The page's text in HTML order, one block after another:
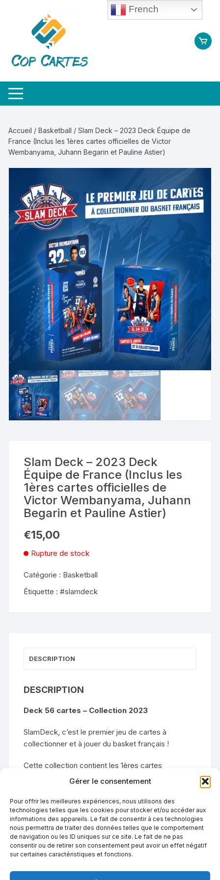
Gérer le consentement
Pour offrir les meilleures expériences, nous utilisons des
technologies telles que les cookies pour stocker et/ou accéder aux
informations des appareils. Le fait de consentir à ces technologies
nous permettra de traiter des données telles que le comportement
de navigation ou les ID uniques sur ce site. Le fait de ne pas
consentir ou de retirer son consentement peut avoir un effet négatif
sur certaines caractéristiques et fonctions.
Accueil /Basketball / Slam Deck – 2023 Deck Équipe de
France (Inclus les 1ères cartes officielles de Victor
Wembanyama, Juhann Begarin et Pauline Astier)
Slam Deck – 2023 Deck
Équipe de France (Inclus les
1ères cartes officielles de
Victor Wembanyama, Juhann
Begarin et Pauline Astier)
€15,00
Rupture de stock
Catégorie : Basketball
Étiquette :#slamdeck
DESCRIPTION
DESCRIPTION
Deck 56 cartes – Collection 2023
SlamDeck, c’est le premier jeu de cartes à
collectionner et à jouer du basket français !
Cette collection contient les 1ères cartes
officielles de Victor Wembanyama, Juhann Begarin
Dans cette édition 2023 des Équipes de
France, vous trouverez :
22 Joueurs de la Team France
20 Joueuses
French